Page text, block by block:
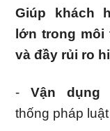
Giúp khách
lớn trong
và đầy rủi ro
-Vận dụng
thống pháp